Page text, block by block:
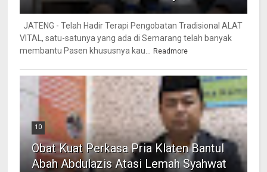
JATENG - Telah Hadir Terapi Pengobatan Tradisional ALAT
VITAL, satu-satunya yang ada di Semarang telah banyak
membantu Pasen khususnya kau...
Readmore
10
Obat Kuat Perkasa Pria Klaten Bantul
Abah Abdulazis Atasi Lemah Syahwat